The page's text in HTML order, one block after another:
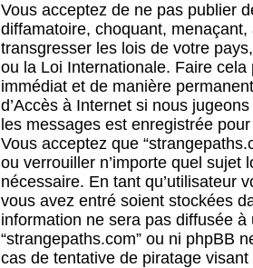
Vous acceptez de ne pas publier
diffamatoire, choquant,
transgresser les lois de votre
ou la Loi Internationale. Faire
immédiat et de manière
d’Accès à Internet si nous
les messages est enregistrée
Vous acceptez que
ou verrouiller n’importe quel sujet
nécessaire. En tant qu’utilisateur
vous avez entré soient stockées
information ne sera pas diffusée
“strangepaths.com” ou ni phpBB
cas de tentative de piratage